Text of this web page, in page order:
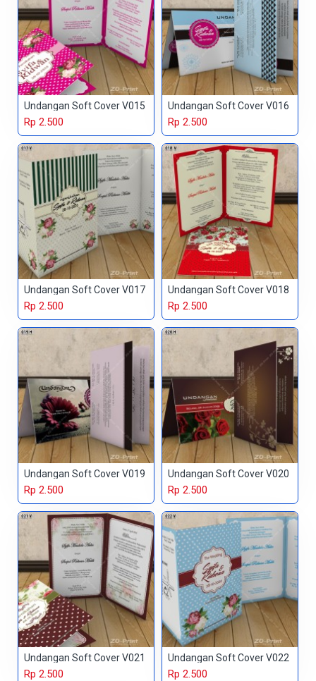
Undangan Soft Cover V015
Rp 2.500
Undangan Soft Cover V016
Rp 2.500
Undangan Soft Cover V017
Rp 2.500
Undangan Soft Cover V018
Rp 2.500
Undangan Soft Cover V019
Rp 2.500
Undangan Soft Cover V020
Rp 2.500
Undangan Soft Cover V021
Rp 2.500
Undangan Soft Cover V022
Rp 2.500